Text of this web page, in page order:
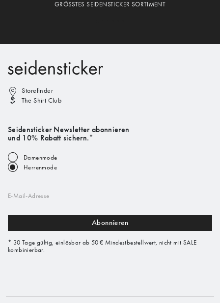
GRÖSSTES SEIDENSTICKER SORTIMENT
Storefinder
The Shirt Club
Seidensticker Newsletter abonnieren
und 10% Rabatt sichern.*
Damenmode
Herrenmode
E-Mail-Adresse
Abonnieren
* 30 Tage gültig, einlösbar ab 50 € Mindestbestellwert, nicht mit SALE
kombinierbar.